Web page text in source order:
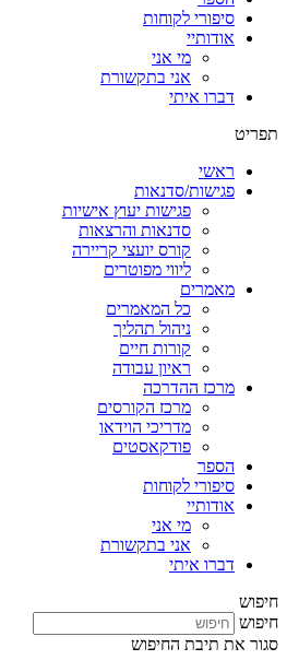
סיפורי לקוחות
אודותיי
מי אני
אני בתקשורת
דברו איתי
תפריט
ראשי
פגישות/סדנאות
פגישות יעוץ אישיות
סדנאות והרצאות
קורס יועצי קריירה
ליווי מפוטרים
מאמרים
כל המאמרים
ניהול תהליך
קורות חיים
ראיון עבודה
מרכז ההדרכה
מרכז הקורסים
מדריכי הוידאו
פודקאסטים
הספר
סיפורי לקוחות
אודותיי
מי אני
אני בתקשורת
דברו איתי
חיפוש
חיפוש
סגור את תיבת החיפוש